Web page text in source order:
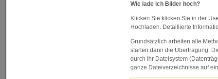
Wie lade ich Bilder hoch?
Klicken Sie klicken Sie in der
Hochladen. Detaillierte
Grundsätzlich arbeiten alle
starten dann die Übertragung.
durch Ihr Dateisystem
ganze Dateiverzeichnisse auf